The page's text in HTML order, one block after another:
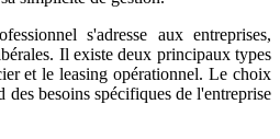
s'adresse aux entreprises,
Il existe deux principaux types
et le leasing opérationnel. Le choix
des besoins spécifiques de l'entreprise